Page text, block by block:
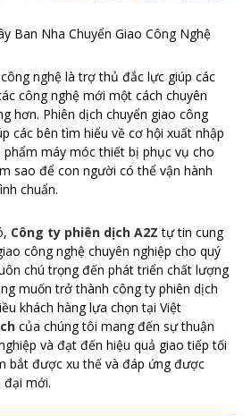
Ban Nha Chuyển Giao Công Nghệ
nghệ là trợ thủ đắc lực giúp các
công nghệ mới một cách chuyên
hơn. Phiên dịch chuyển giao công
các bên tìm hiểu về cơ hội xuất nhập
phẩm máy móc thiết bị phục vụ cho
sao để con người có thể vận hành
chuẩn.
Công ty phiên dịch A2Z tự tin cung
công nghệ chuyên nghiệp cho quý
chú trọng đến phát triển chất lượng
muốn trở thành công ty phiên dịch
khách hàng lựa chọn tại Việt
của chúng tôi mang đến sự thuận
và đạt đến hiệu quả giao tiếp tối
bắt được xu thế và đáp ứng được
đại mới.